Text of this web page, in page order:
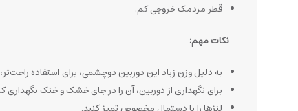
قطر مردمک خروجی کم.
نکات مهم:
به دلیل وزن زیاد این دوربین دوچشمی، برای استفاده
برای نگهداری از دوربین، آن را در جای خشک و خنک نگهداری